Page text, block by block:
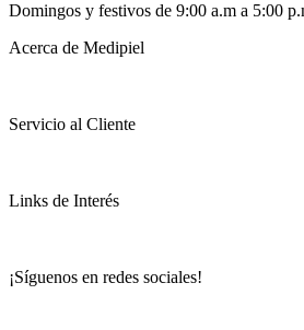
Domingos y festivos de 9:00 a.m a 5:00
Acerca de Medipiel
Servicio al Cliente
Links de Interés
¡Síguenos en redes sociales!